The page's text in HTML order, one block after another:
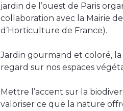
jardin de l’ouest de Paris
collaboration avec la Mairie
d’Horticulture de France).
Jardin gourmand et coloré,
regard sur nos espaces
Mettre l’accent sur la
valoriser ce que la nature